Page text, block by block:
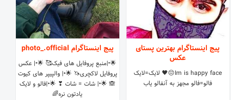
پیج اینستاگرام بهترین پستای
عکس
Im is happy face😔🖤 لایک=لایک
فالو=فالو مجهز به آنفالو یاب
پیج اینستاگرام photo_.official
🌟•|منبع پروفایل های فیک🥰 🌟•| عکس
پروفایل لاکچری🦄 🌟•| والپیپر های کیوت
🙈 🌟•| شات = شات ❣ 🌟•|فالو و لایک
یادتون نره🌈